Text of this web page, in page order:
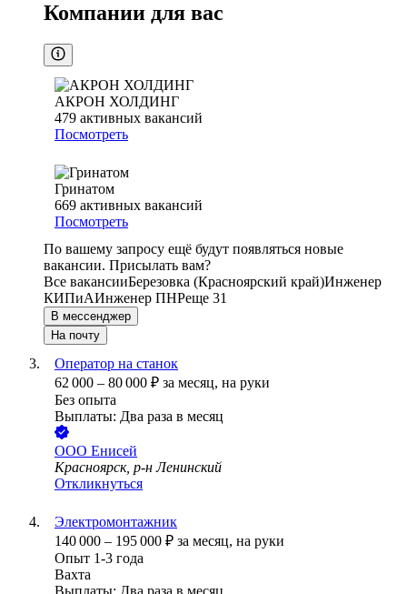
Компании для вас
АКРОН ХОЛДИНГ
479 активных вакансий
Посмотреть
Гринатом
669 активных вакансий
Посмотреть
По вашему запросу ещё будут появляться новые
вакансии. Присылать вам?
Все вакансииБерезовка (Красноярский край)Инженер
КИПиАИнженер ПНРеще 31
В мессенджер
На почту
Оператор на станок
62 000 – 80 000 ₽ за месяц, на руки
Без опыта
Выплаты: Два раза в месяц
ООО Енисей
Красноярск, р-н Ленинский
Откликнуться
Электромонтажник
140 000 – 195 000 ₽ за месяц, на руки
Опыт 1-3 года
Вахта